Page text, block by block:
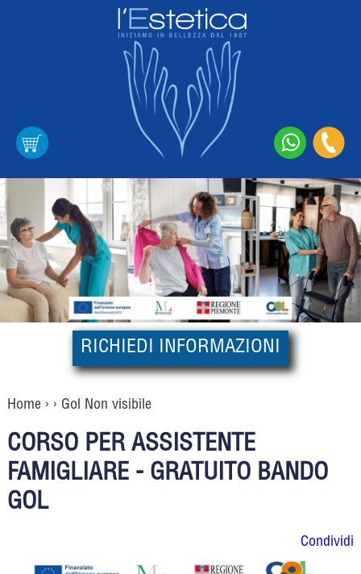
RICHIEDI INFORMAZIONI
Home › › Gol Non visibile
CORSO PER ASSISTENTE
FAMIGLIARE - GRATUITO BANDO
GOL
Condividi